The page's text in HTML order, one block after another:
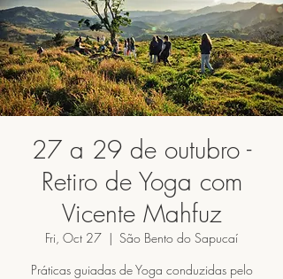
27 a 29 de outubro -
Retiro de Yoga com
Vicente Mahfuz
Fri, Oct 27
  |
São Bento do Sapucaí
Práticas guiadas de Yoga conduzidas pelo